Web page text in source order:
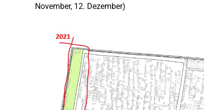
November, 12. Dezember)